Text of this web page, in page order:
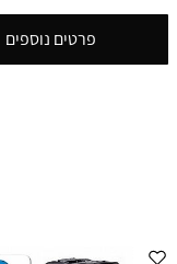
פרטים נוספים